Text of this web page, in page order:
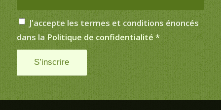
J'accepte les termes et conditions énoncés
dans la Politique de confidentialité *